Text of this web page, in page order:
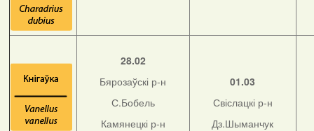
28.02
Бярозаўскі р-н
С.Бобель
Камянецкі р-н
01.03
Свіслацкі р-н
Дз.Шыманчук